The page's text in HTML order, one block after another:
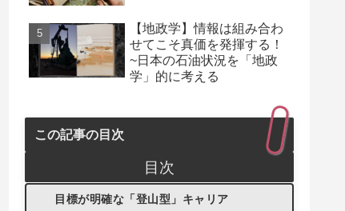
【地政学】情報は組み合わ
せてこそ真価を発揮する！
~日本の石油状況を「地政
学」的に考える
この記事の目次
目次
目標が明確な「登山型」キャリア